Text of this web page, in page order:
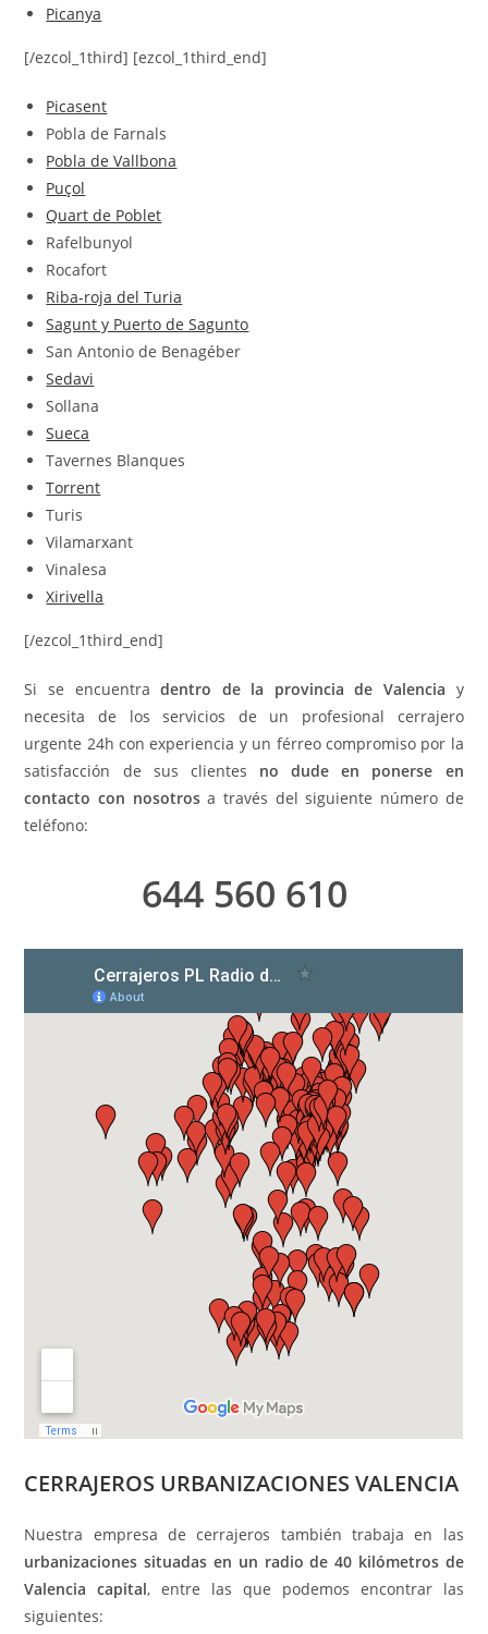
Picanya
[/ezcol_1third] [ezcol_1third_end]
Picasent
Pobla de Farnals
Pobla de Vallbona
Puçol
Quart de Poblet
Rafelbunyol
Rocafort
Riba-roja del Turia
Sagunt y Puerto de Sagunto
San Antonio de Benagéber
Sedavi
Sollana
Sueca
Tavernes Blanques
Torrent
Turis
Vilamarxant
Vinalesa
Xirivella
[/ezcol_1third_end]
Si se encuentradentro de la provincia de Valencia y
necesita de los servicios de un profesional cerrajero
urgente 24h con experiencia y un férreo compromiso por la
satisfacción de sus clientes no dude en ponerse en
contacto con nosotrosa través del siguiente número de
teléfono:
644 560 610
CERRAJEROS URBANIZACIONES VALENCIA
Nuestra empresa de cerrajeros también trabaja en las
urbanizaciones situadas en un radio de 40 kilómetros de
Valencia capital, entre las que podemos encontrar las
siguientes: